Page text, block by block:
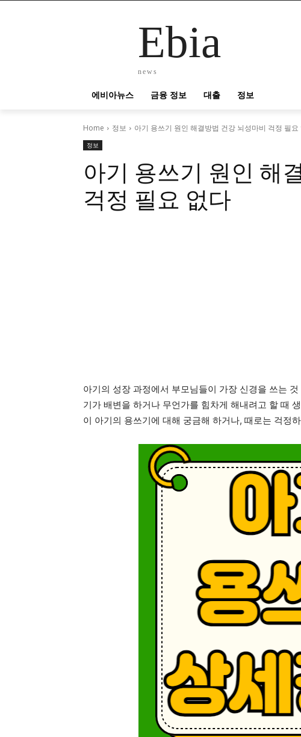
Ebia
news
에비아뉴스 금융 정보 대출 정보
Home 정보 아기 용쓰기 원인 해결방법 건강 뇌성마비 걱정 필요
정보
아기 용쓰기 원인 해
걱정 필요 없다
아기의 성장 과정에서 부모님들이 가장 신경을 쓰는
기가 배변을 하거나 무언가를 힘차게 해내려고 할 때
이 아기의 용쓰기에 대해 궁금해 하거나, 때로는 걱정